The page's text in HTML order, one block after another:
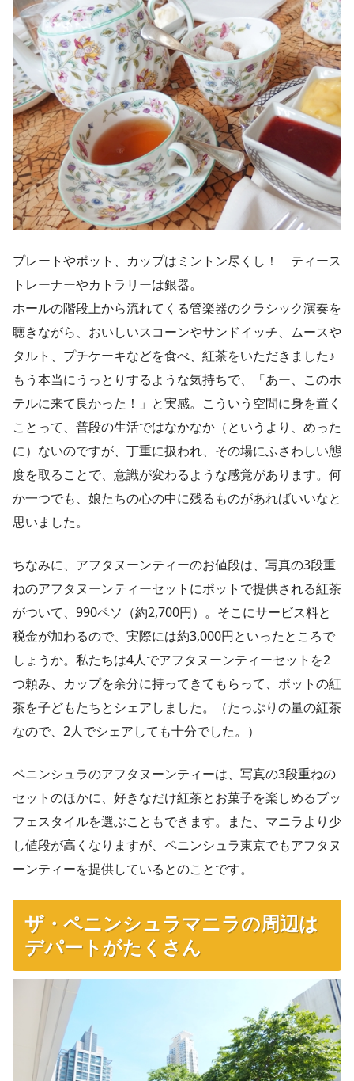
プレートやポット、カップはミントン尽くし！ ティース
トレーナーやカトラリーは銀器。
ホールの階段上から流れてくる管楽器のクラシック演奏を
聴きながら、おいしいスコーンやサンドイッチ、ムースや
タルト、プチケーキなどを食べ、紅茶をいただきました♪
もう本当にうっとりするような気持ちで、「あー、このホ
テルに来て良かった！」と実感。こういう空間に身を置く
ことって、普段の生活ではなかなか（というより、めった
に）ないのですが、丁重に扱われ、その場にふさわしい態
度を取ることで、意識が変わるような感覚があります。何
か一つでも、娘たちの心の中に残るものがあればいいなと
思いました。
ちなみに、アフタヌーンティーのお値段は、写真の3段重
ねのアフタヌーンティーセットにポットで提供される紅茶
がついて、990ペソ（約2,700円）。そこにサービス料と
税金が加わるので、実際には約3,000円といったところで
しょうか。私たちは4人でアフタヌーンティーセットを2
つ頼み、カップを余分に持ってきてもらって、ポットの紅
茶を子どもたちとシェアしました。（たっぷりの量の紅茶
なので、2人でシェアしても十分でした。）
ペニンシュラのアフタヌーンティーは、写真の3段重ねの
セットのほかに、好きなだけ紅茶とお菓子を楽しめるブッ
フェスタイルを選ぶこともできます。また、マニラより少
し値段が高くなりますが、ペニンシュラ東京でもアフタヌ
ーンティーを提供しているとのことです。
ザ・ペニンシュラマニラの周辺は
デパートがたくさん